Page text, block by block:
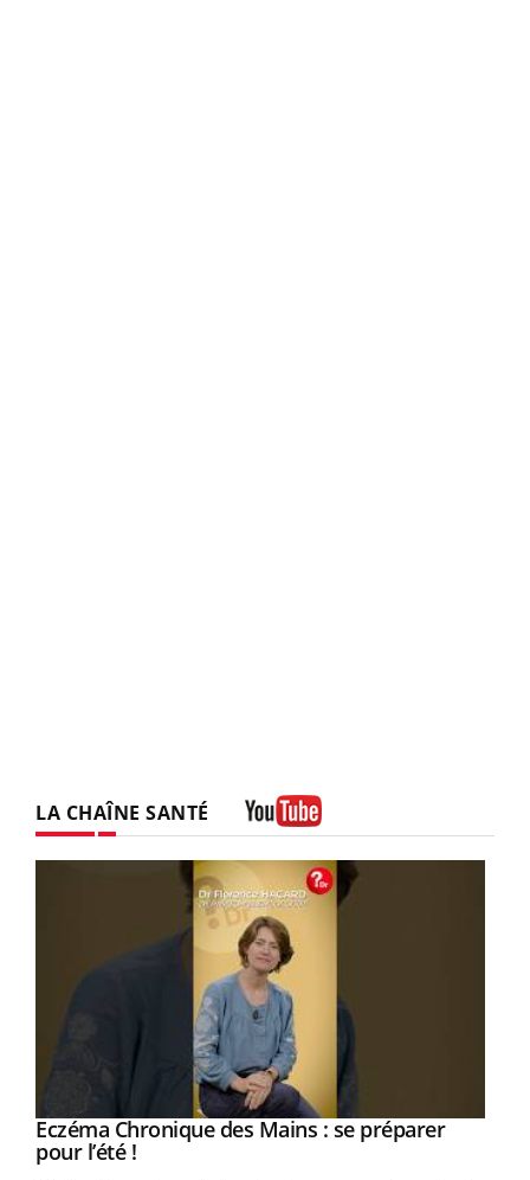
LA CHAÎNE SANTÉ
Youtube
Eczéma Chronique des Mains : se préparer
pour l’été !Youtube